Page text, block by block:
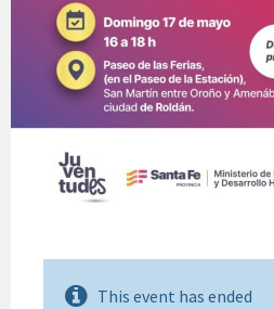
This event has ended